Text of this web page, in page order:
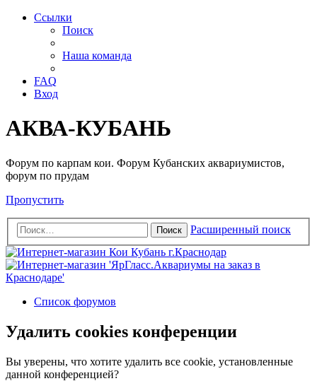
Ссылки
Поиск
Наша команда
FAQ
Вход
АКВА-КУБАНЬ
Форум по карпам кои. Форум Кубанских аквариумистов,
форум по прудам
Пропустить
Поиск Расширенный поиск
Список форумов
Удалить cookies конференции
Вы уверены, что хотите удалить все cookie, установленные
данной конференцией?